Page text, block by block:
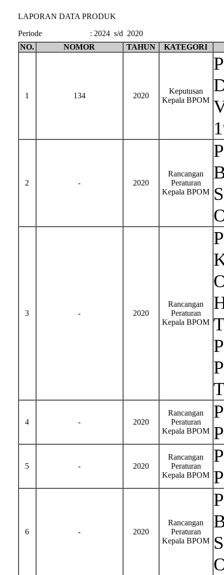
LAPORAN DATA PRODUK
Periode
: 2024 s/d 2020
NO.
NOMOR TAHUN KATEGORI
1 134 2020
Keputusan
Kepala BPOM
2 - 2020
Rancangan
Peraturan
Kepala BPOM
3 - 2020
Rancangan
Peraturan
Kepala BPOM
4 - 2020
Rancangan
Peraturan
Kepala BPOM
5 - 2020
Rancangan
Peraturan
Kepala BPOM
6 - 2020
Rancangan
Peraturan
Kepala BPOM